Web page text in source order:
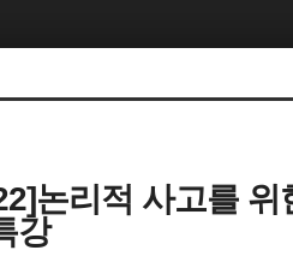
논리적 사고를 위
강